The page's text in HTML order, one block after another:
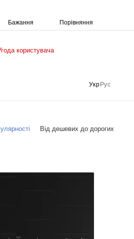
Бажання Порівняння
користувача
Укр Рус
Від дешевих до дорогих